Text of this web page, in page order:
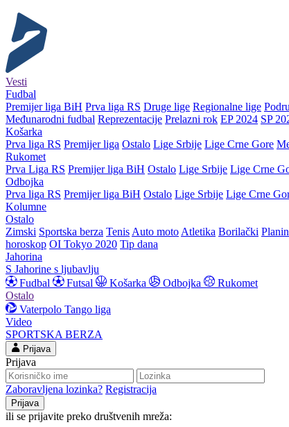
Vesti
Fudbal
Premijer liga BiH Prva liga RS Druge lige Regionalne lige
Međunarodni fudbal Reprezentacije Prelazni rok EP 2024 SP
Košarka
Prva liga RS Premijer liga Ostalo Lige Srbije Lige Crne Gore
Rukomet
Prva Liga RS Premijer liga BiH Ostalo Lige Srbije Lige Crne
Odbojka
Prva liga RS Premijer liga BiH Ostalo Lige Srbije Lige Crne
Kolumne
Ostalo
Zimski Sportska berza Tenis Auto moto Atletika Borilački
horoskop OI Tokyo 2020 Tip dana
Jahorina
S Jahorine s ljubavlju
Fudbal
Futsal Košarka Odbojka
Rukomet
Ostalo
Vaterpolo Tango liga
Video
SPORTSKA BERZA
Prijava
Prijava
Zaboravljena lozinka? Registracija
ili se prijavite preko društvenih mreža: